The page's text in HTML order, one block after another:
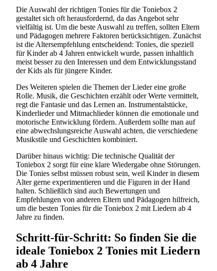
Die Auswahl der richtigen Tonies für die Toniebox 2
gestaltet sich oft herausfordernd, da das Angebot sehr
vielfältig ist. Um die beste Auswahl zu treffen, sollten Eltern
und Pädagogen mehrere Faktoren berücksichtigen. Zunächst
ist die Altersempfehlung entscheidend: Tonies, die speziell
für Kinder ab 4 Jahren entwickelt wurde, passen inhaltlich
meist besser zu den Interessen und dem Entwicklungsstand
der Kids als für jüngere Kinder.
Des Weiteren spielen die Themen der Lieder eine große
Rolle. Musik, die Geschichten erzählt oder Werte vermittelt,
regt die Fantasie und das Lernen an. Instrumentalstücke,
Kinderlieder und Mitmachlieder können die emotionale und
motorische Entwicklung fördern. Außerdem sollte man auf
eine abwechslungsreiche Auswahl achten, die verschiedene
Musikstile und Geschichten kombiniert.
Darüber hinaus wichtig: Die technische Qualität der
Toniebox 2 sorgt für eine klare Wiedergabe ohne Störungen.
Die Tonies selbst müssen robust sein, weil Kinder in diesem
Alter gerne experimentieren und die Figuren in der Hand
halten. Schließlich sind auch Bewertungen und
Empfehlungen von anderen Eltern und Pädagogen hilfreich,
um die besten Tonies für die Toniebox 2 mit Liedern ab 4
Jahre zu finden.
Schritt-für-Schritt: So finden Sie die
ideale Toniebox 2 Tonies mit Liedern
ab 4 Jahre